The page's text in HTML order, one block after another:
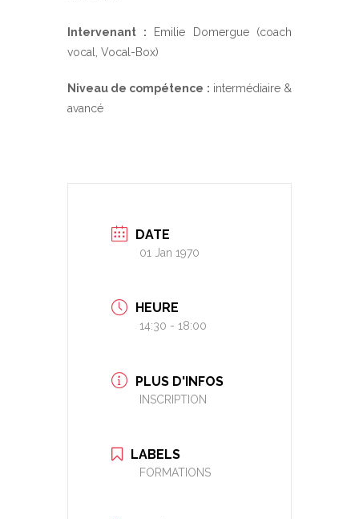
Intervenant : Emilie Domergue (coach
vocal, Vocal-Box)
Niveau de compétence : intermédiaire &
avancé
DATE
01 Jan 1970
HEURE
14:30 - 18:00
PLUS D'INFOS
INSCRIPTION
LABELS
FORMATIONS